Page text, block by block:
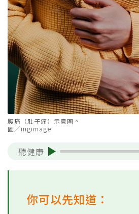
腹痛（肚子痛）示意圖。
圖／ingimage
聽健康
你可以先知道：